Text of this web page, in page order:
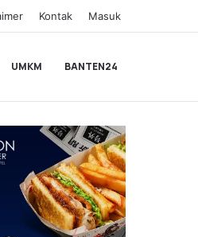
Kontak Masuk
UMKM BANTEN24